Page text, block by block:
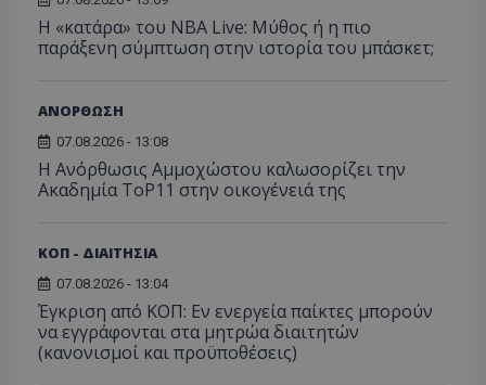
Η «κατάρα» του NBA Live: Μύθος ή η πιο
παράξενη σύμπτωση στην ιστορία του μπάσκετ;
ΑΝΟΡΘΩΣΗ
07.08.2026 - 13:08
Η Ανόρθωσις Αμμοχώστου καλωσορίζει την
Ακαδημία ToP11 στην οικογένειά της
ΚΟΠ - ΔΙΑΙΤΗΣΙΑ
07.08.2026 - 13:04
Έγκριση από ΚΟΠ: Εν ενεργεία παίκτες μπορούν
να εγγράφονται στα μητρώα διαιτητών
(κανονισμοί και προϋποθέσεις)